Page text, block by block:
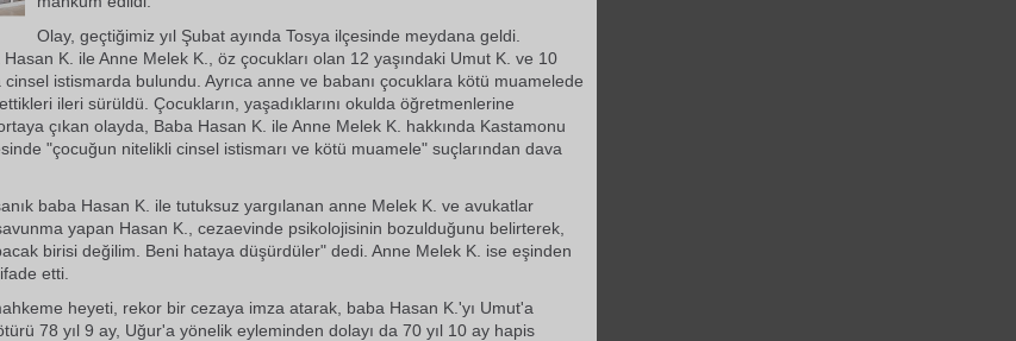
Olay, geçtiğimiz yıl Şubat ayında Tosya ilçesinde meydana geldi.
K. ile Anne Melek K., öz çocukları olan 12 yaşındaki Umut K. ve 10
cinsel istismarda bulundu. Ayrıca anne ve babanı çocuklara kötü muamelede
ileri sürüldü. Çocukların, yaşadıklarını okulda öğretmenlerine
çıkan olayda, Baba Hasan K. ile Anne Melek K. hakkında Kastamonu
"çocuğun nitelikli cinsel istismarı ve kötü muamele" suçlarından dava
baba Hasan K. ile tutuksuz yargılanan anne Melek K. ve avukatlar
yapan Hasan K., cezaevinde psikolojisinin bozulduğunu belirterek,
birisi değilim. Beni hataya düşürdüler" dedi. Anne Melek K. ise eşinden
etti.
heyeti, rekor bir cezaya imza atarak, baba Hasan K.'yı Umut'a
78 yıl 9 ay, Uğur'a yönelik eyleminden dolayı da 70 yıl 10 ay hapis